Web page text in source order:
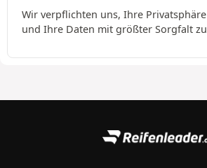
Wir verpflichten uns, Ihre
und Ihre Daten mit größter Sorgfalt